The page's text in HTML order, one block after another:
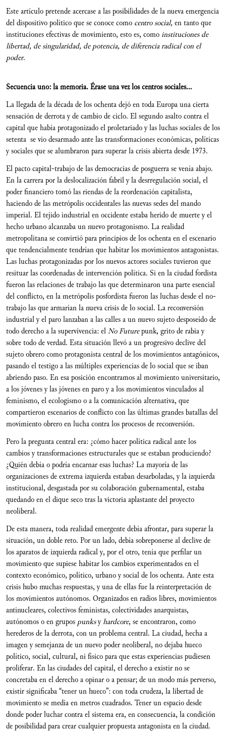
Este artículo pretende acercase a las posibilidades de la nueva emergencia
del dispositivo político que se conoce como centro social,en tanto que
instituciones efectivas de movimiento, esto es, comoinstituciones de
libertad, de singularidad, de potencia, de diferencia radical con el
poder.
Secuencia uno: la memoria. Érase una vez los centros sociales…
La llegada de la década de los ochenta dejó en toda Europa una cierta
sensación de derrota y de cambio de ciclo. El segundo asalto contra el
capital que había protagonizado el proletariado y las luchas sociales de los
setenta se vio desarmado ante las transformaciones económicas, políticas
y sociales que se alumbraron para superar la crisis abierta desde 1973.
El pacto capital-trabajo de las democracias de posguerra se venía abajo.
En la carrera por la deslocalización fabril y la desrregulación social, el
poder financiero tomó las riendas de la reordenación capitalista,
haciendo de las metrópolis occidentales las nuevas sedes del mando
imperial. El tejido industrial en occidente estaba herido de muerte y el
hecho urbano alcanzaba un nuevo protagonismo. La realidad
metropolitana se convirtió para principios de los ochenta en el escenario
que tendencialmente tendrían que habitar los movimientos antagonistas.
Las luchas protagonizadas por los nuevos actores sociales tuvieron que
resituar las coordenadas de intervención política. Si en la ciudad fordista
fueron las relaciones de trabajo las que determinaron una parte esencial
del conflicto, en la metrópolis posfordista fueron las luchas desde el no-
trabajo las que armarían la nueva crisis de lo social. La reconversión
industrial y el paro lanzaban a las calles a un nuevo sujeto desposeído de
todo derecho a la supervivencia: elNo Futurepunk, grito de rabia y
sobre todo de verdad. Esta situación llevó a un progresivo declive del
sujeto obrero como protagonista central de los movimientos antagónicos,
pasando el testigo a las múltiples experiencias de lo social que se iban
abriendo paso. En esa posición encontramos al movimiento universitario,
a los jóvenes y las jóvenes en paro y a los movimientos vinculados al
feminismo, el ecologismo o a la comunicación alternativa, que
compartieron escenarios de conflicto con las últimas grandes batallas del
movimiento obrero en lucha contra los procesos de reconversión.
Pero la pregunta central era: ¿cómo hacer política radical ante los
cambios y transformaciones estructurales que se estaban produciendo?
¿Quién debía o podría encarnar esas luchas? La mayoría de las
organizaciones de extrema izquierda estaban desarboladas, y la izquierda
institucional, desgastada por su colaboración gubernamental, estaba
quedando en el dique seco tras la victoria aplastante del proyecto
neoliberal.
De esta manera, toda realidad emergente debía afrontar, para superar la
situación, un doble reto. Por un lado, debía sobreponerse al declive de
los aparatos de izquierda radical y, por el otro, tenía que perfilar un
movimiento que supiese habitar los cambios experimentados en el
contexto económico, político, urbano y social de los ochenta. Ante esta
crisis hubo muchas respuestas, y una de ellas fue la reinterpretación de
los movimientos autónomos. Organizados en radios libres, movimientos
antinucleares, colectivos feministas, colectividades anarquistas,
autónomos o en grupos punksyhardcore, se encontraron, como
herederos de la derrota, con un problema central. La ciudad, hecha a
imagen y semejanza de un nuevo poder neoliberal, no dejaba hueco
político, social, cultural, ni físico para que estas experiencias pudiesen
proliferar. En las ciudades del capital, el derecho a existir no se
concretaba en el derecho a opinar o a pensar; de un modo más perverso,
existir significaba “tener un hueco”: con toda crudeza, la libertad de
movimiento se medía en metros cuadrados. Tener un espacio desde
donde poder luchar contra el sistema era, en consecuencia, la condición
de posibilidad para crear cualquier propuesta antagonista en la ciudad.